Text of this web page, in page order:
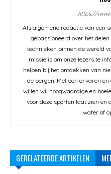
https://
Als algemene redactie van een
gepassioneerd over het
technieken binnen de wereld
missie is om onze lezers te
helpen bij het ontdekken van
de bergen. Met een ervaren
willen wij hoogwaardige en
voor deze sporten laat zien en
water of
GERELATEERDE ARTIKELEN